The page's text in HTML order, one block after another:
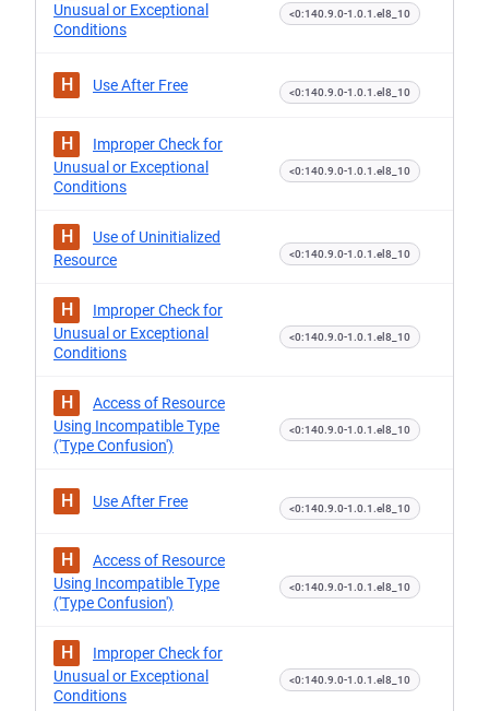
Unusual or Exceptional
Conditions
<0:140.9.0-1.0.1.el8_10
H Use After Free <0:140.9.0-1.0.1.el8_10
H
Improper Check for
Unusual or Exceptional
Conditions
<0:140.9.0-1.0.1.el8_10
H
Use of Uninitialized
Resource
<0:140.9.0-1.0.1.el8_10
H
Improper Check for
Unusual or Exceptional
Conditions
<0:140.9.0-1.0.1.el8_10
H
Access of Resource
Using Incompatible Type
('Type Confusion')
<0:140.9.0-1.0.1.el8_10
H Use After Free <0:140.9.0-1.0.1.el8_10
H
Access of Resource
Using Incompatible Type
('Type Confusion')
<0:140.9.0-1.0.1.el8_10
H
Improper Check for
Unusual or Exceptional
Conditions
<0:140.9.0-1.0.1.el8_10